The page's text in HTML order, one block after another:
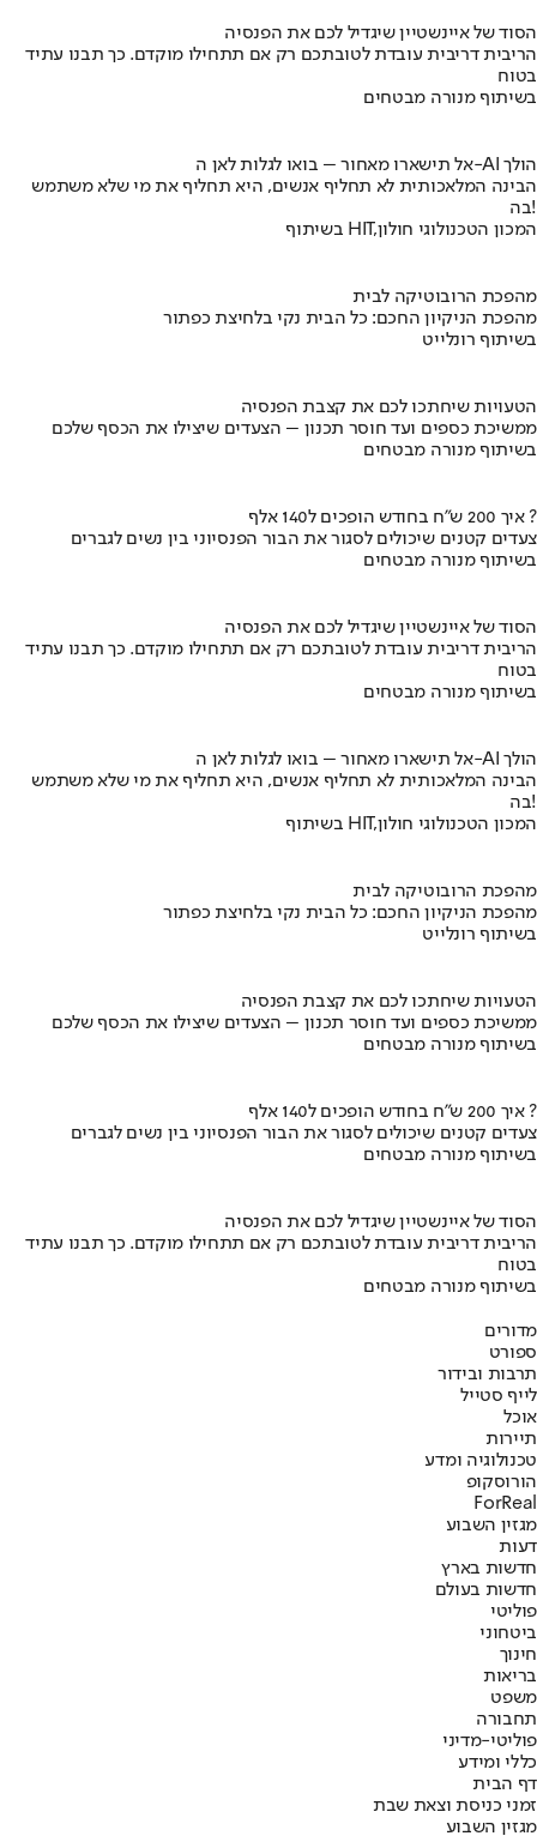
הסוד של איינשטיין שיגדיל לכם את הפנסיה
הריבית דריבית עובדת לטובתכם רק אם תתחילו מוקדם. כך תבנו עתיד
בטוח
בשיתוף מנורה מבטחים
אל תישארו מאחור – בואו לגלות לאן ה-AI הולך
הבינה המלאכותית לא תחליף אנשים, היא תחליף את מי שלא משתמש
בה!
בשיתוף HIT,המכון הטכנולוגי חולון
מהפכת הרובוטיקה לבית
מהפכת הניקיון החכם: כל הבית נקי בלחיצת כפתור
בשיתוף רונלייט
הטעויות שיחתכו לכם את קצבת הפנסיה
ממשיכת כספים ועד חוסר תכנון – הצעדים שיצילו את הכסף שלכם
בשיתוף מנורה מבטחים
איך 200 ש"ח בחודש הופכים ל140 אלף ?
צעדים קטנים שיכולים לסגור את הבור הפנסיוני בין נשים לגברים
בשיתוף מנורה מבטחים
הסוד של איינשטיין שיגדיל לכם את הפנסיה
הריבית דריבית עובדת לטובתכם רק אם תתחילו מוקדם. כך תבנו עתיד
בטוח
בשיתוף מנורה מבטחים
אל תישארו מאחור – בואו לגלות לאן ה-AI הולך
הבינה המלאכותית לא תחליף אנשים, היא תחליף את מי שלא משתמש
בה!
בשיתוף HIT,המכון הטכנולוגי חולון
מהפכת הרובוטיקה לבית
מהפכת הניקיון החכם: כל הבית נקי בלחיצת כפתור
בשיתוף רונלייט
הטעויות שיחתכו לכם את קצבת הפנסיה
ממשיכת כספים ועד חוסר תכנון – הצעדים שיצילו את הכסף שלכם
בשיתוף מנורה מבטחים
איך 200 ש"ח בחודש הופכים ל140 אלף ?
צעדים קטנים שיכולים לסגור את הבור הפנסיוני בין נשים לגברים
בשיתוף מנורה מבטחים
הסוד של איינשטיין שיגדיל לכם את הפנסיה
הריבית דריבית עובדת לטובתכם רק אם תתחילו מוקדם. כך תבנו עתיד
בטוח
בשיתוף מנורה מבטחים
מדורים
ספורט
תרבות ובידור
לייף סטייל
אוכל
תיירות
טכנולוגיה ומדע
הורוסקופ
ForReal
מגזין השבוע
דעות
חדשות בארץ
חדשות בעולם
פוליטי
ביטחוני
חינוך
בריאות
משפט
תחבורה
פוליטי-מדיני
כללי ומידע
דף הבית
זמני כניסת וצאת שבת
מגזין השבוע